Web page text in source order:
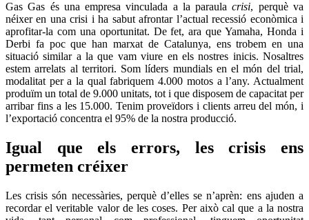
Gas Gas és una empresa vinculada a la paraulacrisi, perquè va
néixer en una crisi i ha sabut afrontar l’actual recessió econòmica i
aprofitar-la com una oportunitat. De fet, ara que Yamaha, Honda i
Derbi fa poc que han marxat de Catalunya, ens trobem en una
situació similar a la que vam viure en els nostres inicis. Nosaltres
estem arrelats al territori. Som líders mundials en el món del trial,
modalitat per a la qual fabriquem 4.000 motos a l’any. Actualment
produïm un total de 9.000 unitats, tot i que disposem de capacitat per
arribar fins a les 15.000. Tenim proveïdors i clients arreu del món, i
l’exportació concentra el 95% de la nostra producció.
Igual que els errors, les crisis ens
permeten créixer
Les crisis són necessàries, perquè d’elles se n’aprèn: ens ajuden a
recordar el veritable valor de les coses. Per això cal que a la nostra